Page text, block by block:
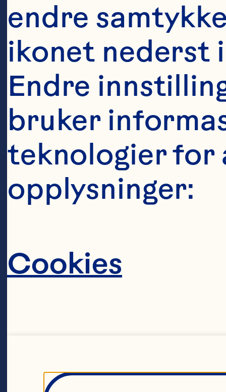
as
endre
ikonet nederst
Endre
bruker
teknologier for
opplysninger:
Cookies